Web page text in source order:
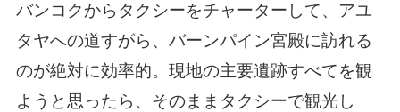
バンコクからタクシーをチャーターして、アユ
タヤへの道すがら、バーンパイン宮殿に訪れる
のが絶対に効率的。現地の主要遺跡すべてを観
ようと思ったら、そのままタクシーで観光し